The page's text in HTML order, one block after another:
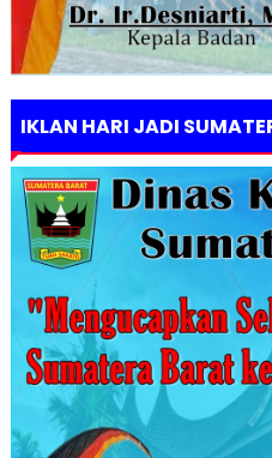
IKLAN HARI JADI